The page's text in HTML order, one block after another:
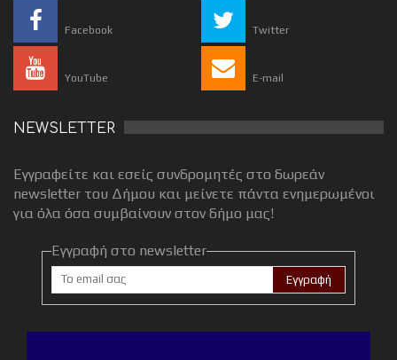
Facebook Twitter
YouTube E-mail
NEWSLETTER
Εγγραφείτε και εσείς συνδρομητές στο δωρεάν
newsletter του Δήμου και μείνετε πάντα ενημερωμένοι
για όλα όσα συμβαίνουν στον δήμο μας!
Εγγραφή στο newsletter